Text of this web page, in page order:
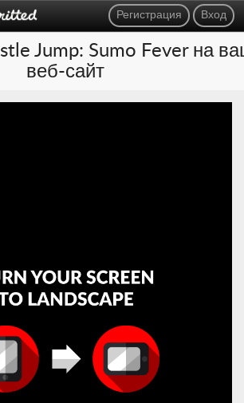
Вход
Регистрация
Jump: Sumo Fever на
веб-сайт